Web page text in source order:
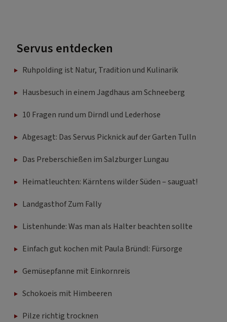
Servus entdecken
Ruhpolding ist Natur, Tradition und Kulinarik
Hausbesuch in einem Jagdhaus am Schneeberg
10 Fragen rund um Dirndl und Lederhose
Abgesagt: Das Servus Picknick auf der Garten Tulln
Das Preberschießen im Salzburger Lungau
Heimatleuchten: Kärntens wilder Süden – sauguat!
Landgasthof Zum Fally
Listenhunde: Was man als Halter beachten sollte
Einfach gut kochen mit Paula Bründl: Fürsorge
Gemüsepfanne mit Einkornreis
Schokoeis mit Himbeeren
Pilze richtig trocknen